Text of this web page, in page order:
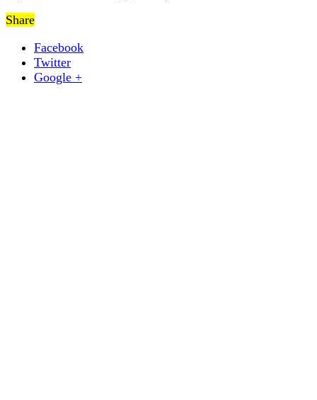
Share
Facebook
Twitter
Google +